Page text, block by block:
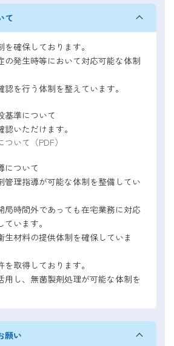
て
確保しております。
の発生時等において対応可能な体制
認を行う体制を整えています。
準について
いただけます。
いて（PDF）
について
管理指導が可能な体制を整備してい
局時間外であっても在宅業務に対応
います。
生材料の提供体制を確保していま
を取得しております。
用し、無菌製剤処理が可能な体制を
願い